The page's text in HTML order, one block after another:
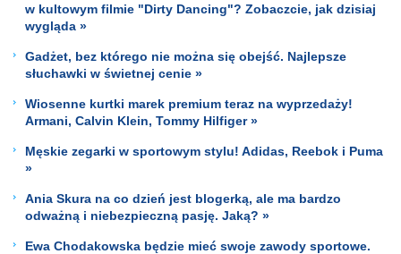
w kultowym filmie "Dirty Dancing"? Zobaczcie, jak dzisiaj
wygląda »
Gadżet, bez którego nie można się obejść. Najlepsze
słuchawki w świetnej cenie »
Wiosenne kurtki marek premium teraz na wyprzedaży!
Armani, Calvin Klein, Tommy Hilfiger »
Męskie zegarki w sportowym stylu! Adidas, Reebok i Puma
»
Ania Skura na co dzień jest blogerką, ale ma bardzo
odważną i niebezpieczną pasję. Jaką? »
Ewa Chodakowska będzie mieć swoje zawody sportowe.